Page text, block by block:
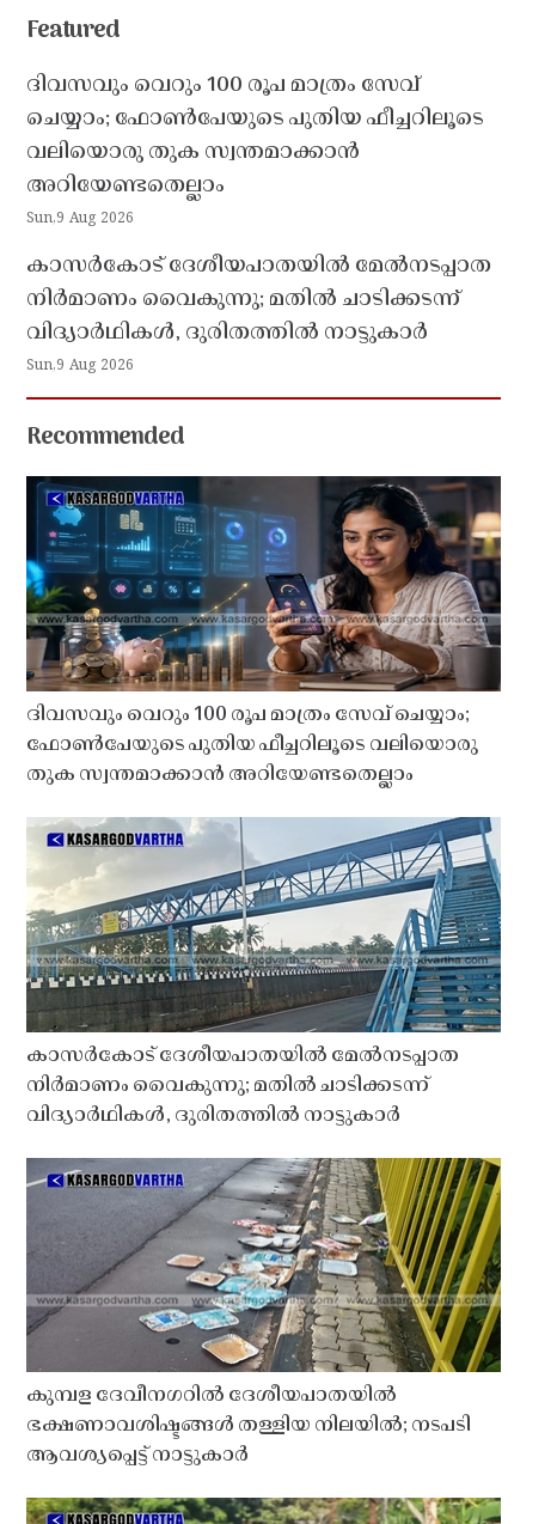
Featured
ദിവസവും വെറും 100 രൂപ മാത്രം സേവ്
ചെയ്യാം; ഫോൺപേയുടെ പുതിയ ഫീച്ചറിലൂടെ
വലിയൊരു തുക സ്വന്തമാക്കാൻ
അറിയേണ്ടതെല്ലാം
Sun,9 Aug 2026
കാസർകോട് ദേശീയപാതയിൽ മേൽനടപ്പാത
നിർമാണം വൈകുന്നു; മതിൽ ചാടിക്കടന്ന്
വിദ്യാർഥികൾ, ദുരിതത്തിൽ നാട്ടുകാർ
Sun,9 Aug 2026
Recommended
ദിവസവും വെറും 100 രൂപ മാത്രം സേവ് ചെയ്യാം;
ഫോൺപേയുടെ പുതിയ ഫീച്ചറിലൂടെ വലിയൊരു
തുക സ്വന്തമാക്കാൻ അറിയേണ്ടതെല്ലാം
കാസർകോട് ദേശീയപാതയിൽ മേൽനടപ്പാത
നിർമാണം വൈകുന്നു; മതിൽ ചാടിക്കടന്ന്
വിദ്യാർഥികൾ, ദുരിതത്തിൽ നാട്ടുകാർ
കുമ്പള ദേവീനഗറിൽ ദേശീയപാതയിൽ
ഭക്ഷണാവശിഷ്ടങ്ങൾ തള്ളിയ നിലയിൽ; നടപടി
ആവശ്യപ്പെട്ട് നാട്ടുകാർ